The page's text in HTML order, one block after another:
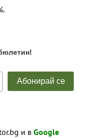
и в Google